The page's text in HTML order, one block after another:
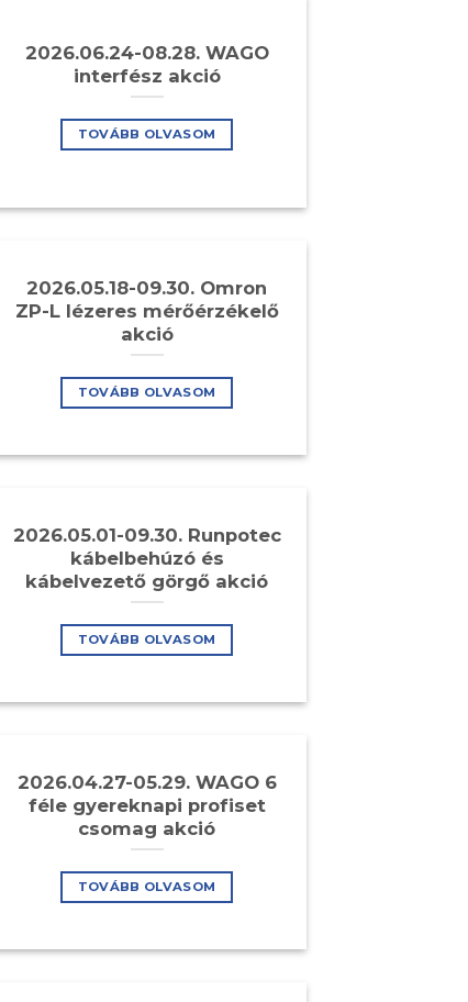
2026.06.24-08.28. WAGO
interfész akció
TOVÁBB OLVASOM
2026.05.18-09.30. Omron
ZP-L lézeres mérőérzékelő
akció
TOVÁBB OLVASOM
2026.05.01-09.30. Runpotec
kábelbehúzó és
kábelvezető görgő akció
TOVÁBB OLVASOM
2026.04.27-05.29. WAGO 6
féle gyereknapi profiset
csomag akció
TOVÁBB OLVASOM